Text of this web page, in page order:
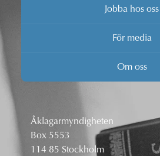
Jobba hos oss
För media
Om oss
Åklagarmyndigheten
Box 5553
114 85 Stockholm